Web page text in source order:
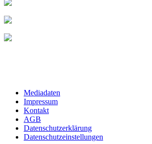
Mediadaten
Impressum
Kontakt
AGB
Datenschutzerklärung
Datenschutzeinstellungen